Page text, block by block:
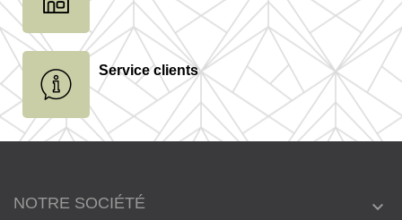
Service clients
NOTRE SOCIÉTÉ